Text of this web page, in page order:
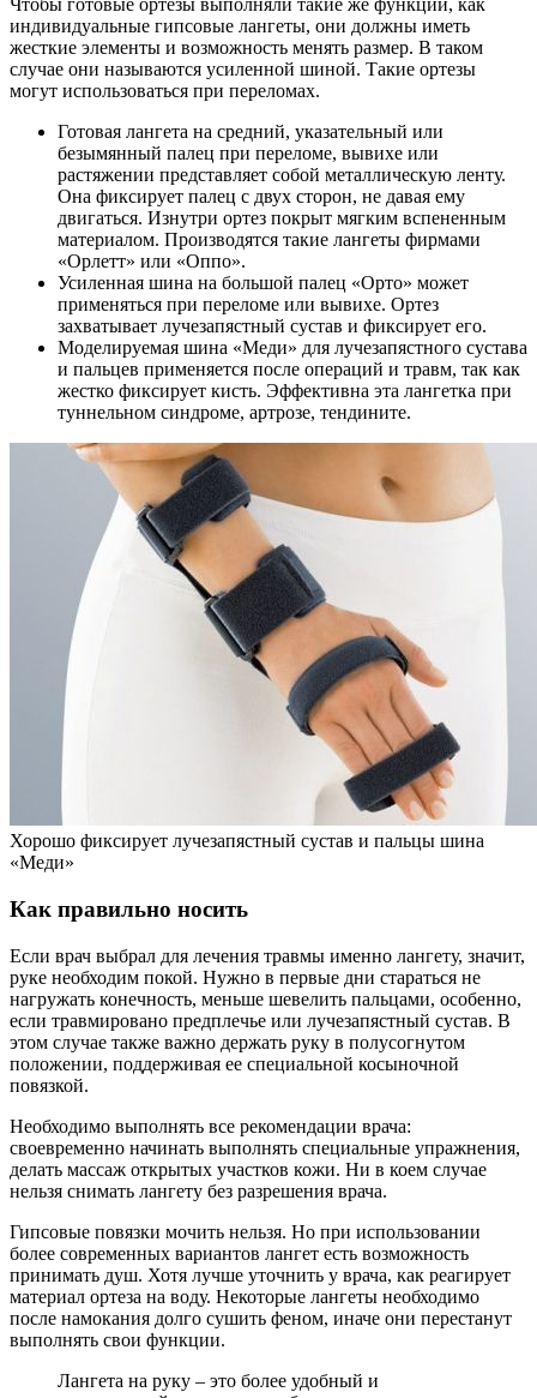
Чтобы готовые ортезы выполняли такие же функции, как
индивидуальные гипсовые лангеты, они должны иметь
жесткие элементы и возможность менять размер. В таком
случае они называются усиленной шиной. Такие ортезы
могут использоваться при переломах.
Готовая лангета на средний, указательный или
безымянный палец при переломе, вывихе или
растяжении представляет собой металлическую ленту.
Она фиксирует палец с двух сторон, не давая ему
двигаться. Изнутри ортез покрыт мягким вспененным
материалом. Производятся такие лангеты фирмами
«Орлетт» или «Оппо».
Усиленная шина на большой палец «Орто» может
применяться при переломе или вывихе. Ортез
захватывает лучезапястный сустав и фиксирует его.
Моделируемая шина «Меди» для лучезапястного сустава
и пальцев применяется после операций и травм, так как
жестко фиксирует кисть. Эффективна эта лангетка при
туннельном синдроме, артрозе, тендините.
Хорошо фиксирует лучезапястный сустав и пальцы шина
«Меди»
Как правильно носить
Если врач выбрал для лечения травмы именно лангету, значит,
руке необходим покой. Нужно в первые дни стараться не
нагружать конечность, меньше шевелить пальцами, особенно,
если травмировано предплечье или лучезапястный сустав. В
этом случае также важно держать руку в полусогнутом
положении, поддерживая ее специальной косыночной
повязкой.
Необходимо выполнять все рекомендации врача:
своевременно начинать выполнять специальные упражнения,
делать массаж открытых участков кожи. Ни в коем случае
нельзя снимать лангету без разрешения врача.
Гипсовые повязки мочить нельзя. Но при использовании
более современных вариантов лангет есть возможность
принимать душ. Хотя лучше уточнить у врача, как реагирует
материал ортеза на воду. Некоторые лангеты необходимо
после намокания долго сушить феном, иначе они перестанут
выполнять свои функции.
Лангета на руку – это более удобный и